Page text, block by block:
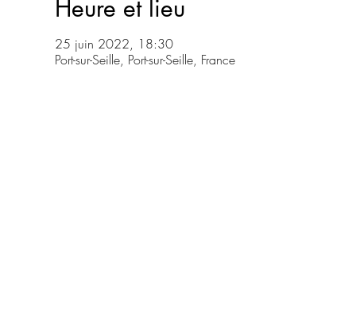
Heure et lieu
25 juin 2022, 18:30
Port-sur-Seille, Port-sur-Seille, France